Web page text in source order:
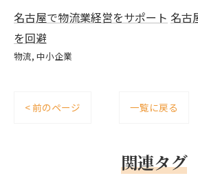
名古屋で物流業経営をサポート 名古
を回避
物流 中小企業
< 前のページ 一覧に戻る
関連タグ